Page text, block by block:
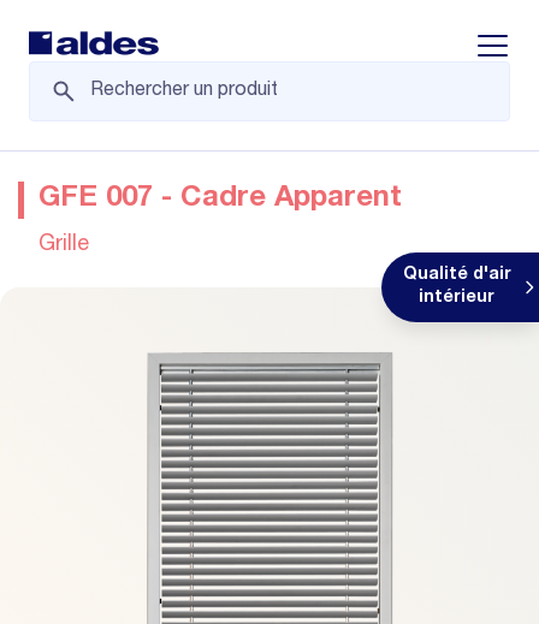
Qualité d'air
intérieur
GFE 007 - Cadre Apparent
Grille